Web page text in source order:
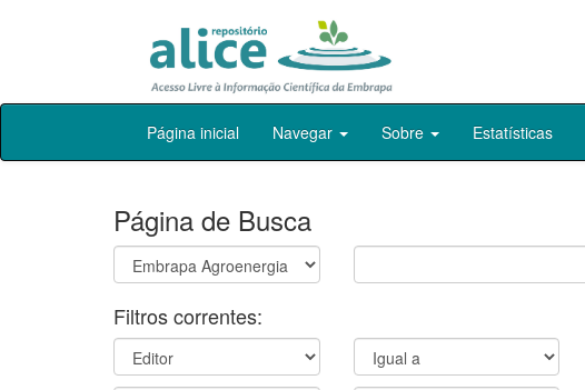
Skip
Página inicial Navegar Sobre Estatísticas
Página de Busca
Filtros correntes: